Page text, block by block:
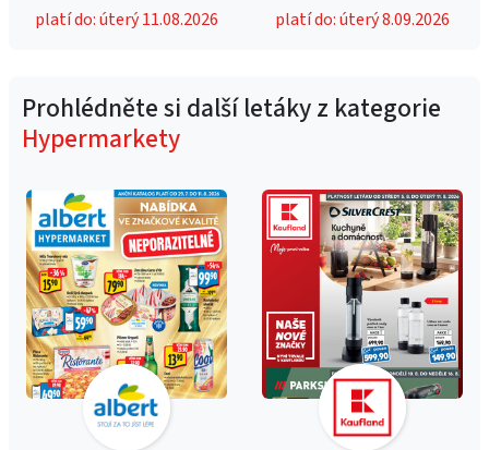
platí do: úterý 11.08.2026
platí do: úterý 8.09.2026
Prohlédněte si další letáky z kategorie
Hypermarkety